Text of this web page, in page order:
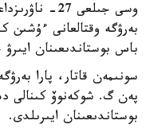
وسى جىلعى
باس بوستاندىعىنان ايىرۋ
سونىمەن قاتار، پارا
بوستاندىعىنان ايىرىلدى.